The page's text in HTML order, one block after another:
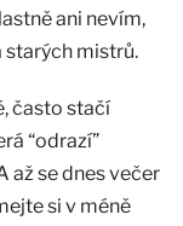
ani nevím,
starých mistrů.
často stačí
“odrazí”
až se dnes večer
si v méně